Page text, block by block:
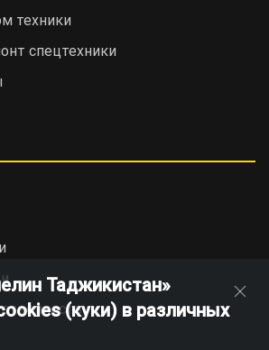
техники
спецтехники
Таджикистан»
(куки) в различных